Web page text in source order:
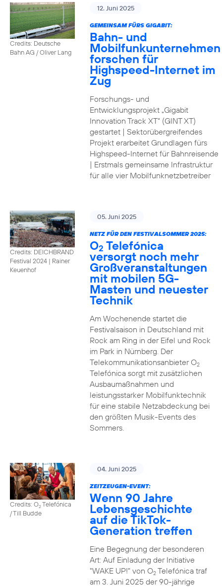
Credits: Deutsche
Bahn AG / Oliver Lang
12. Juni 2025
GEMEINSAM FÜRS GIGABIT:
Bahn- und
Mobilfunkunternehmen
forschen für
Highspeed-Internet im
Zug
Forschungs- und
Entwicklungsprojekt „Gigabit
Innovation Track XT“ (GINT XT)
gestartet | Sektorübergreifendes
Projekt erarbeitet Grundlagen fürs
Highspeed-Internet für Bahnreisende
| Erstmals gemeinsame Infrastruktur
für alle vier Mobilfunknetzbetreiber
Credits: DEICHBRAND
Festival 2024 | Rainer
Keuenhof
05. Juni 2025
NETZ FÜR DEN FESTIVALSOMMER 2025:
O2 Telefónica
versorgt noch mehr
Großveranstaltungen
mit mobilen 5G-
Masten und neuester
Technik
Am Wochenende startet die
Festivalsaison in Deutschland mit
Rock am Ring in der Eifel und Rock
im Park in Nürnberg. Der
Telekommunikationsanbieter O2
Telefónica sorgt mit zusätzlichen
Ausbaumaßnahmen und
leistungsstarker Mobilfunktechnik
für eine stabile Netzabdeckung bei
den größten Musik-Events des
Sommers.
Credits: O2Telefónica
/ Till Budde
04. Juni 2025
ZEITZEUGEN-EVENT:
Wenn 90 Jahre
Lebensgeschichte
auf die TikTok-
Generation treffen
Eine Begegnung der besonderen
Art: Auf Einladung der Initiative
"WAKE UP!" von O2Telefónica traf
am 3. Juni 2025 der 90-jährige